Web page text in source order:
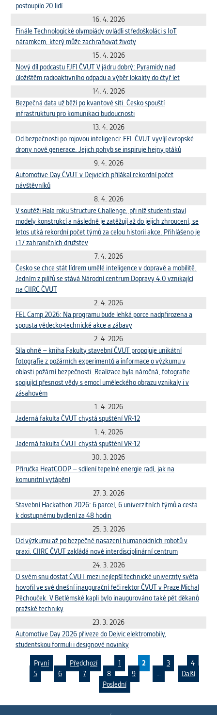
postoupilo 20 lidí
16. 4. 2026
Finále Technologické olympiády ovládli středoškoláci s IoT
náramkem, který může zachraňovat životy
15. 4. 2026
Nový díl podcastu FJFI ČVUT V jádru dobrý: Pyramidy nad
úložištěm radioaktivního odpadu a výběr lokality do čtyř let
14. 4. 2026
Bezpečná data už běží po kvantové síti. Česko spouští
infrastrukturu pro komunikaci budoucnosti
13. 4. 2026
Od bezpečnosti po rojovou inteligenci: FEL ČVUT vyvíjí evropské
drony nové generace. Jejich pohyb se inspiruje hejny ptáků
9. 4. 2026
Automotive Day ČVUT v Dejvicích přilákal rekordní počet
návštěvníků
8. 4. 2026
V soutěži Hala roku Structure Challenge, při níž studenti staví
modely konstrukcí a následně je zatěžují až do jejich zhroucení, se
letos utká rekordní počet týmů za celou historii akce. Přihlášeno je
i 17 zahraničních družstev
7. 4. 2026
Česko se chce stát lídrem umělé inteligence v dopravě a mobilitě.
Jedním z pilířů se stává Národní centrum Dopravy 4.0 vznikající
na CIIRC ČVUT
2. 4. 2026
FEL Camp 2026: Na programu bude lehká porce nadpřirozena a
spousta vědecko-technické akce a zábavy
2. 4. 2026
Síla ohně – kniha Fakulty stavební ČVUT propojuje unikátní
fotografie z požárních experimentů a informace o výzkumu v
oblasti požární bezpečnosti. Realizace byla náročná, fotografie
spojující přesnost vědy s emocí uměleckého obrazu vznikaly i v
zásahovém
1. 4. 2026
Jaderná fakulta ČVUT chystá spuštění VR-12
1. 4. 2026
Jaderná fakulta ČVUT chystá spuštění VR-12
30. 3. 2026
Příručka HeatCOOP – sdílení tepelné energie radí, jak na
komunitní vytápění
27. 3. 2026
Stavební Hackathon 2026: 6 parcel, 6 univerzitních týmů a cesta
k dostupnému bydlení za 48 hodin
25. 3. 2026
Od výzkumu až po bezpečné nasazení humanoidních robotů v
praxi. CIIRC ČVUT zakládá nové interdisciplinární centrum
24. 3. 2026
O svém snu dostat ČVUT mezi nejlepší technické univerzity světa
hovořil ve své dnešní inaugurační řeči rektor ČVUT v Praze Michal
Pěchouček. V Betlémské kapli bylo inaugurováno také pět děkanů
pražské techniky
23. 3. 2026
Automotive Day 2026 přiveze do Dejvic elektromobily,
studentskou formuli i designové novinky
První Předchozí 1 2 3
4
5
6 7 8 9 …
Další
Poslední